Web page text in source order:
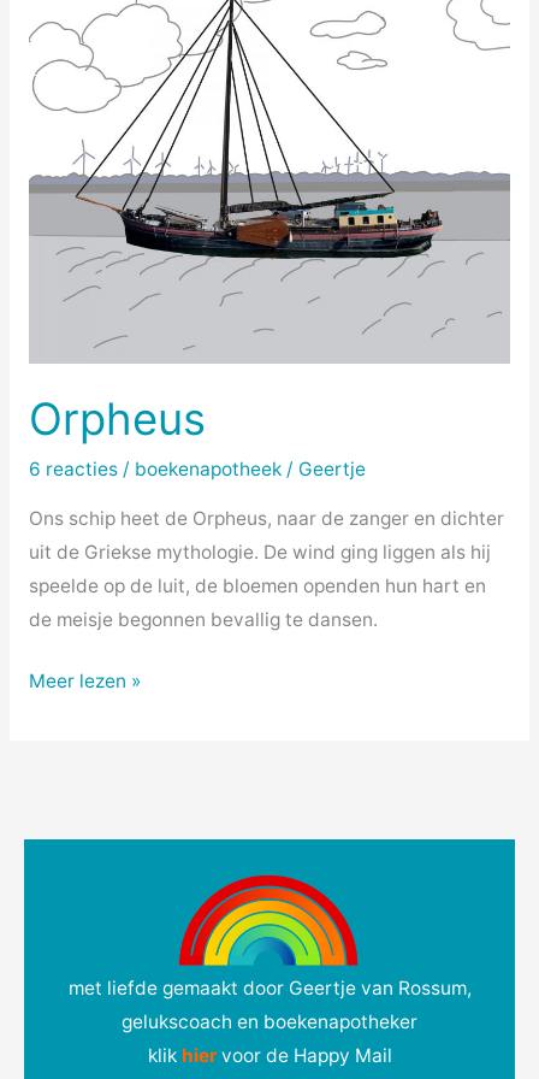
Orpheus
6 reacties / boekenapotheek/ Geertje
Ons schip heet de Orpheus, naar de zanger en dichter
uit de Griekse mythologie. De wind ging liggen als hij
speelde op de luit, de bloemen openden hun hart en
de meisje begonnen bevallig te dansen.
Meer lezen »
met liefde gemaakt door Geertje van Rossum,
gelukscoach en boekenapotheker
klik hier voor de Happy Mail